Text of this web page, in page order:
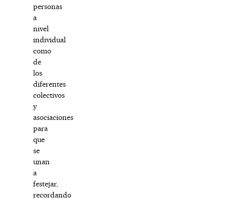
personas
a
nivel
individual
como
de
los
diferentes
colectivos
y
asociaciones
para
que
se
unan
a
festejar,
recordando